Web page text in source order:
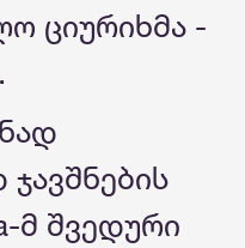
ციურიხმა -
მ შვედური